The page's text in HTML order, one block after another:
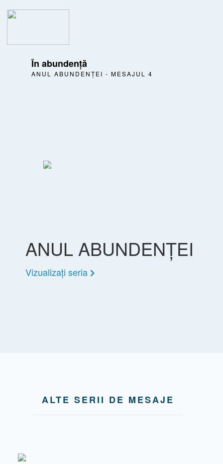
În abundență
ANUL ABUNDENȚEI - MESAJUL 4
ANUL ABUNDENȚEI
Vizualizați seria
ALTE SERII DE MESAJE